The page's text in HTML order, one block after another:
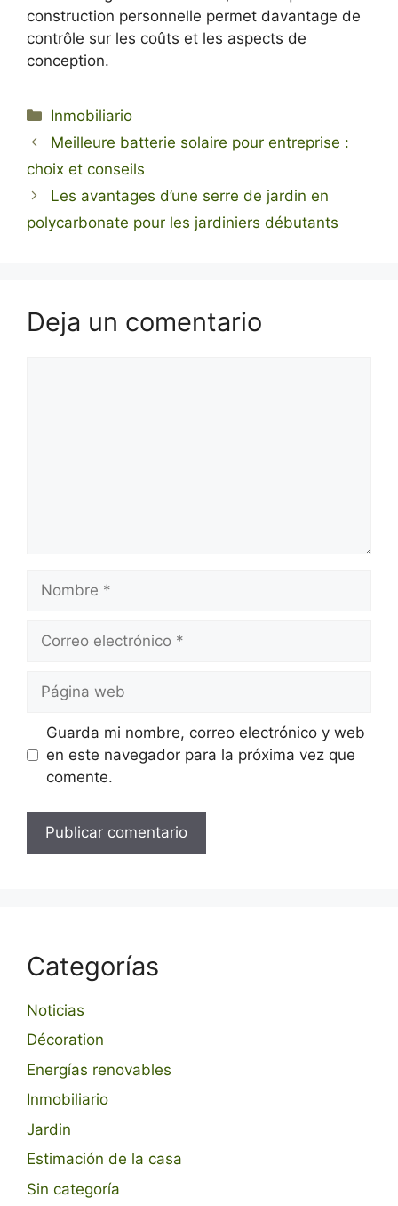
construction personnelle permet davantage de
contrôle sur les coûts et les aspects de
conception.
Categorías
Inmobiliario
Meilleure batterie solaire pour entreprise :
choix et conseils
Les avantages d’une serre de jardin en
polycarbonate pour les jardiniers débutants
Deja un comentario
Nombre
Correo
Página
Guarda mi nombre, correo electrónico y web
en este navegador para la próxima vez que
comente.
Categorías
Noticias
Décoration
Energías renovables
Inmobiliario
Jardin
Estimación de la casa
Sin categoría